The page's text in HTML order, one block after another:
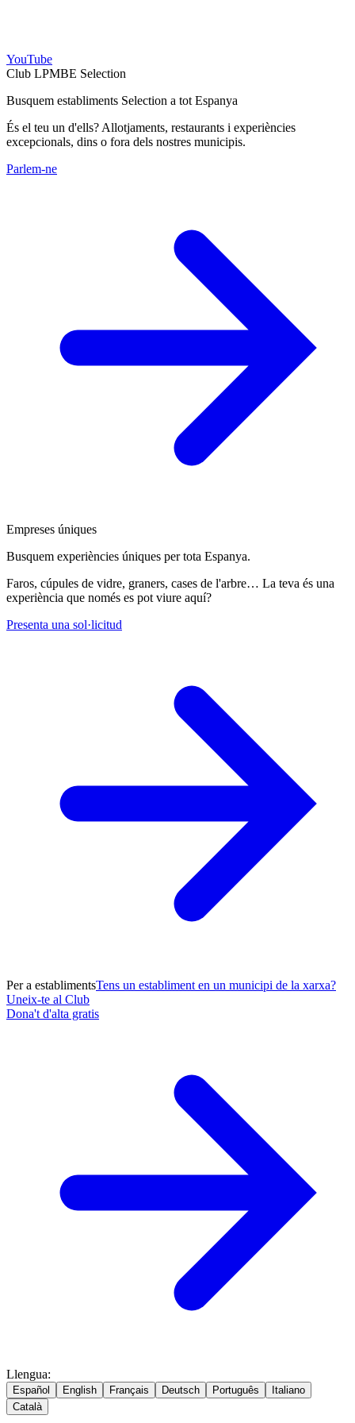
YouTube
Club LPMBE Selection
Busquem establiments Selection a tot Espanya
És el teu un d'ells? Allotjaments, restaurants i experiències
excepcionals, dins o fora dels nostres municipis.
Parlem-ne
Empreses úniques
Busquem experiències úniques per tota Espanya.
Faros, cúpules de vidre, graners, cases de l'arbre… La teva és una
experiència que només es pot viure aquí?
Presenta una sol·licitud
Per a establimentsTens un establiment en un municipi de la xarxa?
Uneix-te al Club
Dona't d'alta gratis
Llengua:
Español English Français Deutsch Português
Italiano
Català